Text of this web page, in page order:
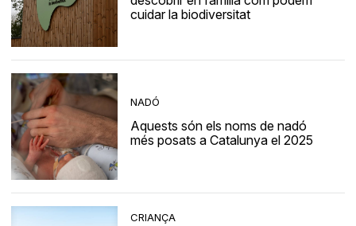
cuidar la biodiversitat
NADÓ
Aquests són els noms de nadó
més posats a Catalunya el 2025
CRIANÇA